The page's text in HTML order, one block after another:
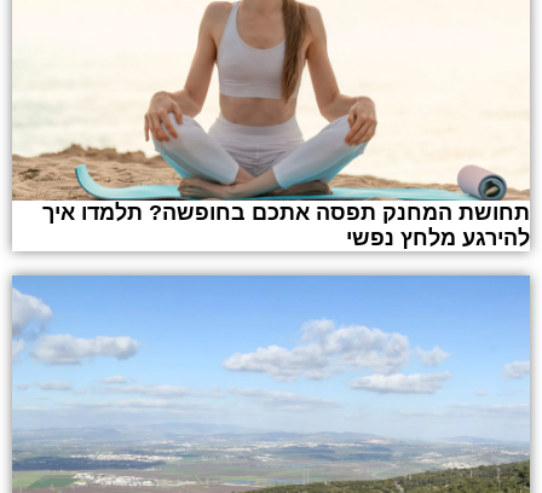
תחושת המחנק תפסה אתכם בחופשה? תלמדו איך
להירגע מלחץ נפשי